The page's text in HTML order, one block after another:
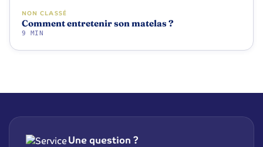
NON CLASSÉ
Comment entretenir son matelas ?
9 MIN
Une question ?